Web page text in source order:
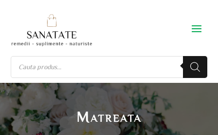
Matreata